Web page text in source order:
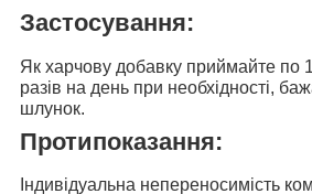
Застосування:
Як харчову добавку приймайте по
разів на день при необхідності,
шлунок.
Протипоказання:
Індивідуальна непереносимість